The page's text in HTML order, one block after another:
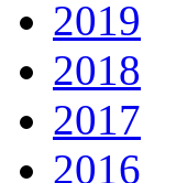
2019
2018
2017
2016